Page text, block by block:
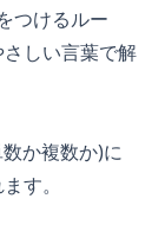
つけるルー
しい言葉で解
か複数か)に
す。